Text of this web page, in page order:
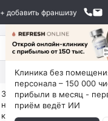
+ добавить франшизу
За 90 тыс. открой
ни коробок, ни товара, ни
каждый месяц +125 тыс.
Клиника без
персонала – 150 000
прибыли в месяц -
приём ведёт ИИ